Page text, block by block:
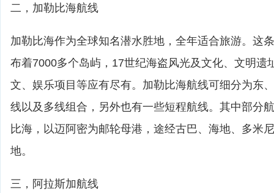
二，加勒比海航线
加勒比海作为全球知名潜水胜地，全年适合旅游。这
布着7000多个岛屿，17世纪海盗风光及文化、文明遗
文、娱乐项目等应有尽有。加勒比海航线可细分为东
线以及多线组合，另外也有一些短程航线。其中部分
比海，以迈阿密为邮轮母港，途经古巴、海地、多米
地。
三，阿拉斯加航线